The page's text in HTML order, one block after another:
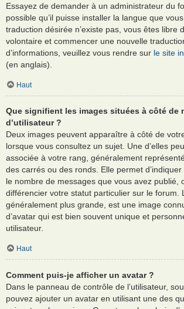
Essayez de demander à un administrateur du
possible qu’il puisse installer la langue que
traduction désirée n’existe pas, vous êtes libre
volontaire et commencer une nouvelle
d’informations, veuillez vous rendre sur le site
(en anglais).
Haut
Que signifient les images situées à côté de
d’utilisateur ?
Deux images peuvent apparaître à côté de
lorsque vous consultez un sujet. Une d’elles
associée à votre rang, généralement
des carrés ou des ronds. Elle permet
le nombre de messages que vous avez publié,
différencier votre statut particulier sur le forum.
généralement plus grande, est une image
d’avatar qui est bien souvent unique et
utilisateur.
Haut
Comment puis-je afficher un avatar ?
Dans le panneau de contrôle de l’utilisateur,
pouvez ajouter un avatar en utilisant une des